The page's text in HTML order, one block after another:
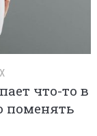
что-то в
поменять